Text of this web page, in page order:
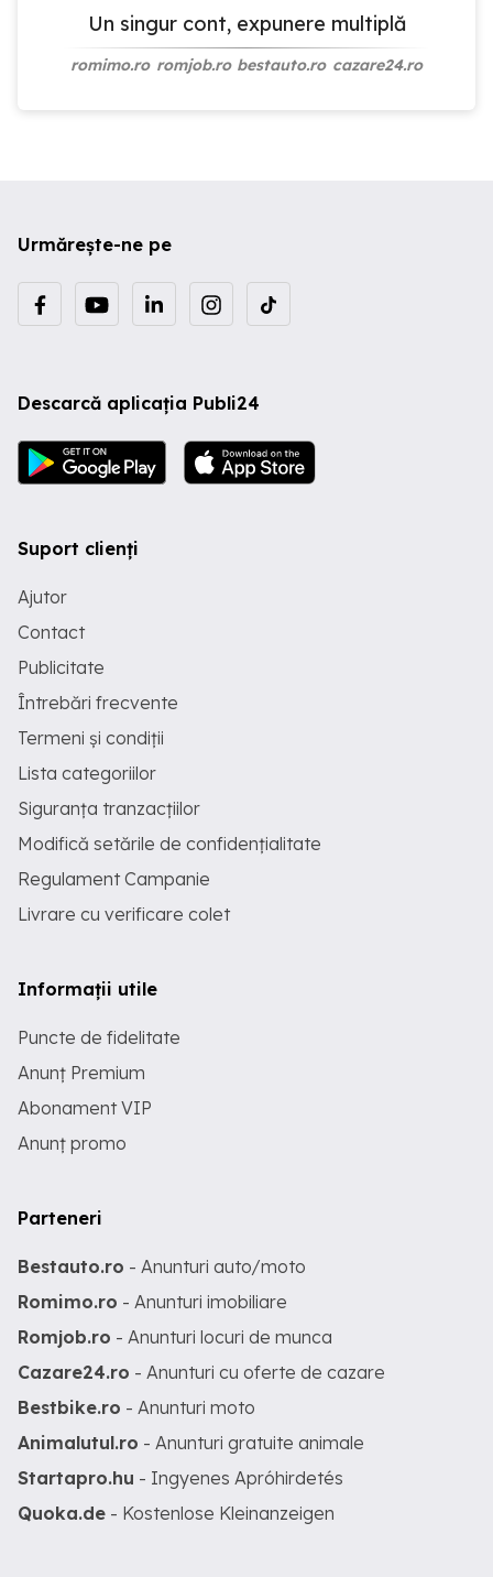
Un singur cont, expunere multiplă
romimo.ro romjob.ro bestauto.ro cazare24.ro
Urmărește-ne pe
Descarcă aplicația Publi24
Suport clienți
Ajutor
Contact
Publicitate
Întrebări frecvente
Termeni și condiții
Lista categoriilor
Siguranța tranzacțiilor
Modifică setările de confidențialitate
Regulament Campanie
Livrare cu verificare colet
Informații utile
Puncte de fidelitate
Anunț Premium
Abonament VIP
Anunț promo
Parteneri
Bestauto.ro - Anunturi auto/moto
Romimo.ro - Anunturi imobiliare
Romjob.ro - Anunturi locuri de munca
Cazare24.ro - Anunturi cu oferte de cazare
Bestbike.ro - Anunturi moto
Animalutul.ro - Anunturi gratuite animale
Startapro.hu - Ingyenes Apróhirdetés
Quoka.de - Kostenlose Kleinanzeigen